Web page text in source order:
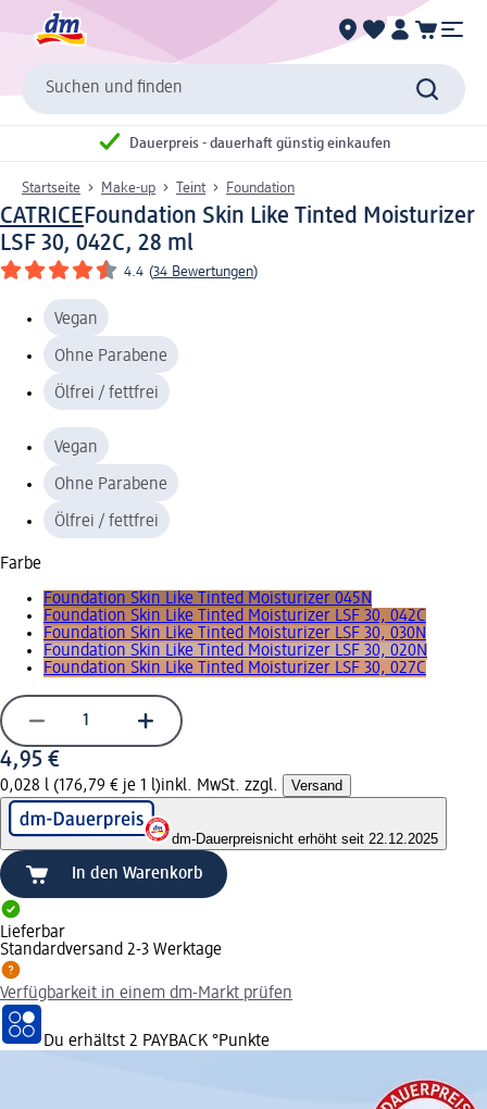
Suchen und finden
Dauerpreis - dauerhaft günstig einkaufen
Startseite Make-up Teint Foundation
CATRICEFoundation Skin Like Tinted Moisturizer
LSF 30, 042C, 28 ml
4.4 (34 Bewertungen)
Vegan
Ohne Parabene
Ölfrei / fettfrei
Vegan
Ohne Parabene
Ölfrei / fettfrei
Farbe
Foundation Skin Like Tinted Moisturizer 045N
Foundation Skin Like Tinted Moisturizer LSF 30, 042C
Foundation Skin Like Tinted Moisturizer LSF 30, 030N
Foundation Skin Like Tinted Moisturizer LSF 30, 020N
Foundation Skin Like Tinted Moisturizer LSF 30, 027C
4,95 €
0,028 l (176,79 € je 1 l)inkl. MwSt. zzgl. Versand
dm-Dauerpreisnicht erhöht seit 22.12.2025
In den Warenkorb
Lieferbar
Standardversand 2-3 Werktage
Verfügbarkeit in einem dm-Markt prüfen
Du erhältst 2 PAYBACK °Punkte